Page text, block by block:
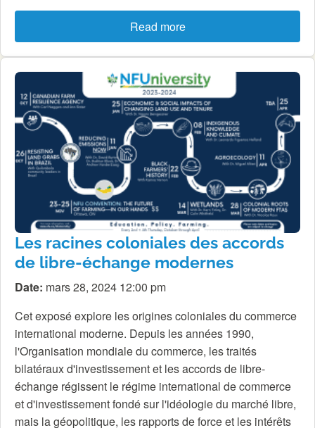
Read more
Les racines coloniales des accords
de libre-échange modernes
Date: mars 28, 2024 12:00 pm
Cet exposé explore les origines coloniales du commerce
international moderne. Depuis les années 1990,
l'Organisation mondiale du commerce, les traités
bilatéraux d'investissement et les accords de libre-
échange régissent le régime international de commerce
et d'investissement fondé sur l'idéologie du marché libre,
mais la géopolitique, les rapports de force et les intérêts